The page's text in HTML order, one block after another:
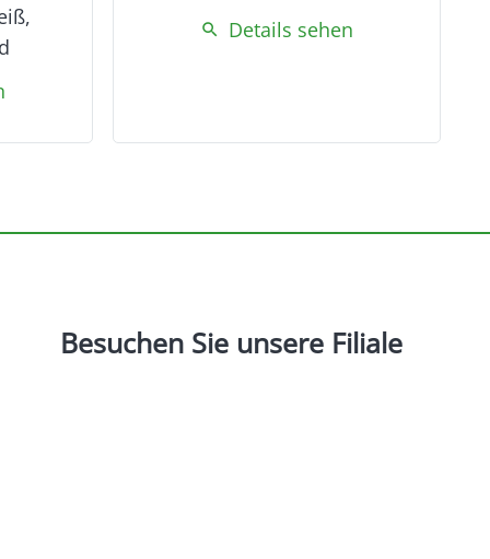
search Details sehen
Besuchen Sie unsere Filiale